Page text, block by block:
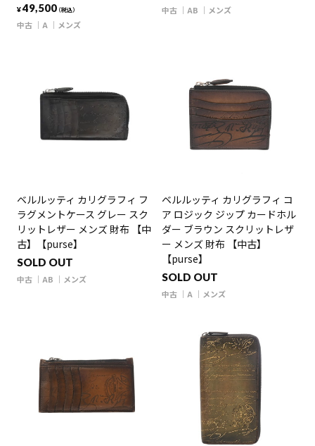
¥49,500（税込）
中古 A メンズ
中古 AB メンズ
ベルルッティ カリグラフィ フ
ラグメントケース グレー スク
リットレザー メンズ 財布 【中
古】【purse】
SOLD OUT
中古 AB メンズ
ベルルッティ カリグラフィ コ
ア ロジック ジップ カードホル
ダー ブラウン スクリットレザ
ー メンズ 財布 【中古】
【purse】
SOLD OUT
中古 A メンズ